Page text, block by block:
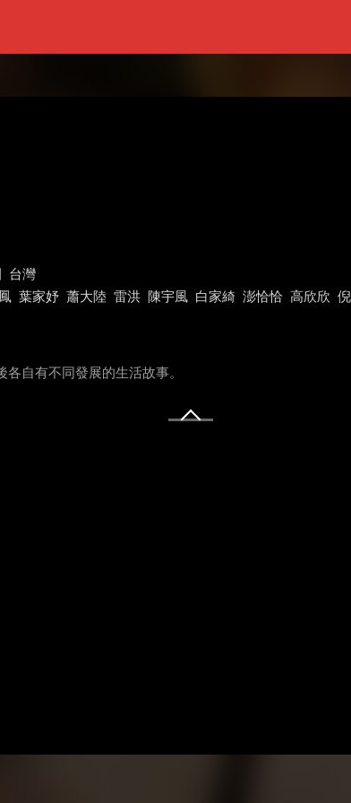
台灣
葉家妤 蕭大陸 雷洪 陳宇風 白家綺 澎恰恰 高欣欣
自有不同發展的生活故事。